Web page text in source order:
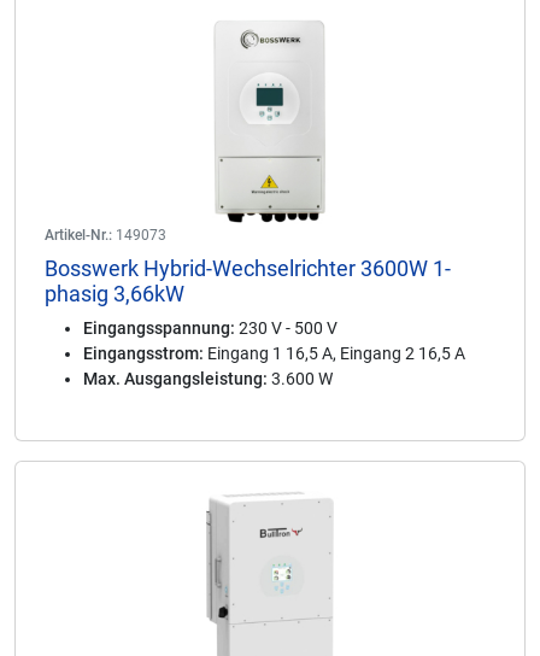
Artikel-Nr.: 149073
Bosswerk Hybrid-Wechselrichter 3600W 1-
phasig 3,66kW
Eingangsspannung: 230 V - 500 V
Eingangsstrom: Eingang 1 16,5 A, Eingang 2 16,5 A
Max. Ausgangsleistung: 3.600 W